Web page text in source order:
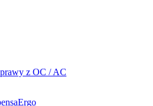
z OC / AC
Ergo